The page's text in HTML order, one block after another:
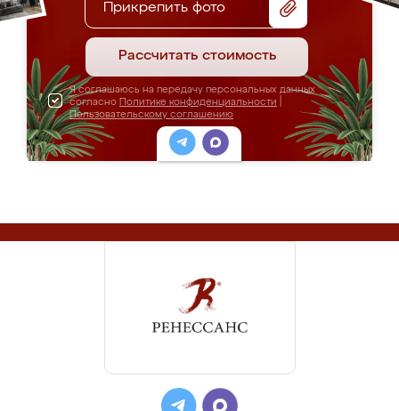
Прикрепить фото
Рассчитать стоимость
Я соглашаюсь на передачу персональных данных
согласно Политике конфиденциальности
Пользовательскому соглашению